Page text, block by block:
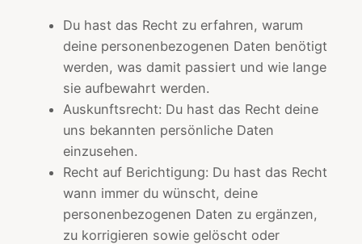
Du hast das Recht zu erfahren, warum
deine personenbezogenen Daten benötigt
werden, was damit passiert und wie lange
sie aufbewahrt werden.
Auskunftsrecht: Du hast das Recht deine
uns bekannten persönliche Daten
einzusehen.
Recht auf Berichtigung: Du hast das Recht
wann immer du wünscht, deine
personenbezogenen Daten zu ergänzen,
zu korrigieren sowie gelöscht oder